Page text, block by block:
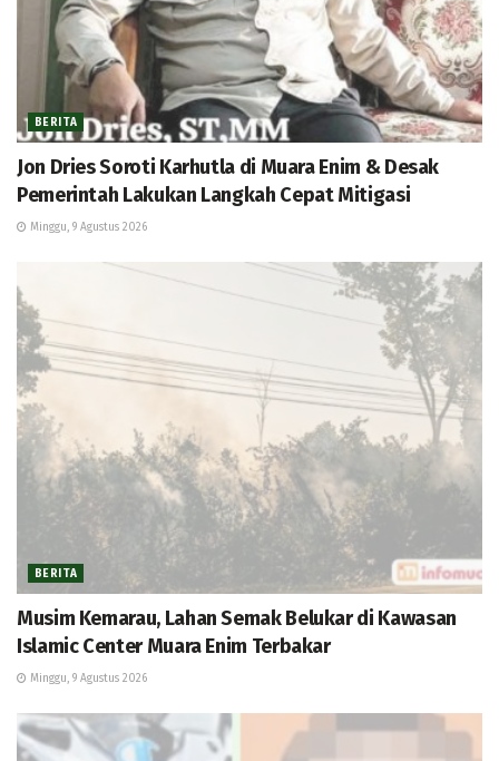
BERITA
Jon Dries Soroti Karhutla di Muara Enim & Desak
Pemerintah Lakukan Langkah Cepat Mitigasi
Minggu, 9 Agustus 2026
BERITA
Musim Kemarau, Lahan Semak Belukar di Kawasan
Islamic Center Muara Enim Terbakar
Minggu, 9 Agustus 2026